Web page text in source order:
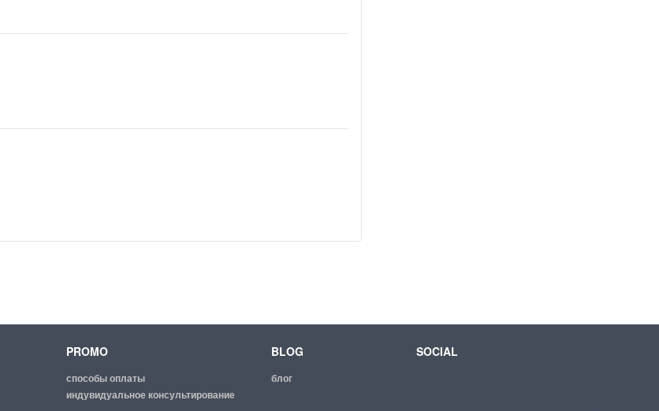
PROMO
способы оплаты
индувидуальное консультирование
BLOG
блог
SOCIAL